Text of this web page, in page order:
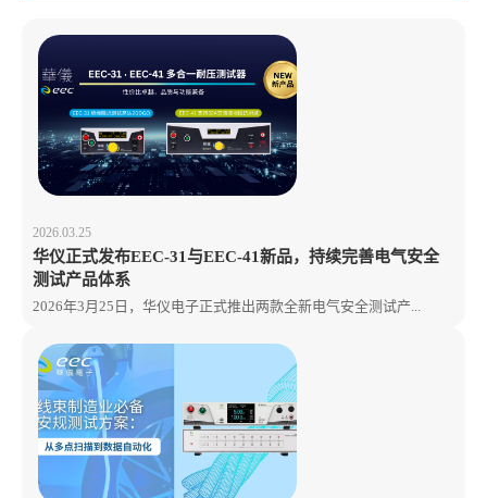
2026.03.25
华仪正式发布EEC-31与EEC-41新品，持续完善电气安全
测试产品体系
2026年3月25日，华仪电子正式推出两款全新电气安全测试产...